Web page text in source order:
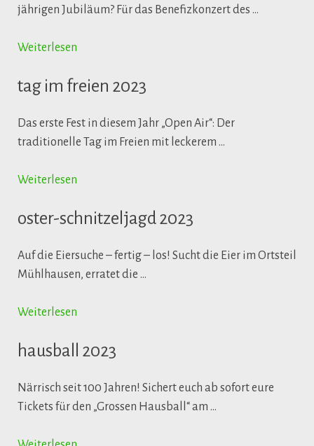
jährigen Jubiläum? Für das Benefizkonzert des …
Weiterlesen
tag im freien 2023
Das erste Fest in diesem Jahr „Open Air“: Der
traditionelle Tag im Freien mit leckerem …
Weiterlesen
oster-schnitzeljagd 2023
Auf die Eiersuche – fertig – los! Sucht die Eier im Ortsteil
Mühlhausen, erratet die …
Weiterlesen
hausball 2023
Närrisch seit 100 Jahren! Sichert euch ab sofort eure
Tickets für den „Grossen Hausball“ am …